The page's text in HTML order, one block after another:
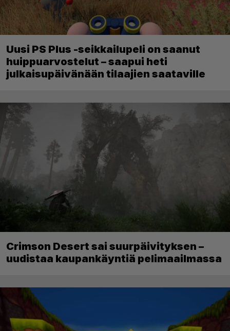
Uusi PS Plus -seikkailupeli on saanut
huippuarvostelut – saapui heti
julkaisupäivänään tilaajien saataville
Crimson Desert sai suurpäivityksen –
uudistaa kaupankäyntiä pelimaailmassa